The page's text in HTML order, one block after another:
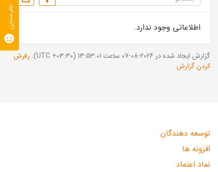
اطلاعاتی وجود ندارد.
گزارش ایجاد شده در 2026-08-07 ساعت 13:53:01 (UTC +03:30).
رفرش
کردن گزارش
توسعه دهندگان
افزونه ها
نماد اعتماد
نظرسنجی